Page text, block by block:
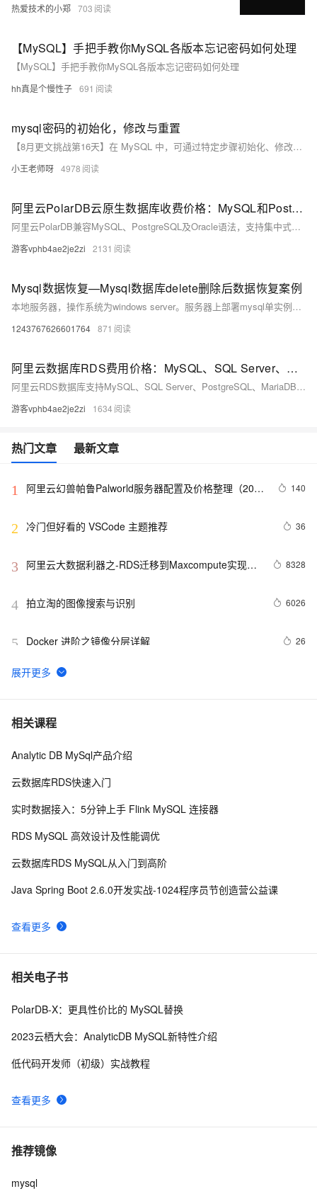
热爱技术的小郑 703
【MySQL】手把手教你MySQL各版本忘记密码如何处理
【MySQL】手把手教你MySQL各版本忘记密码如何处理
hh真是个慢性子 691
mysql密码的初始化，修改与重置
【8月更文挑战第16天】在 MySQL 中，可通过特定步骤初始化、修改或重置密码： 1. **初始化密码**：适合首次安装或遗忘 root 密码。需先停用 MySQL 服务，以特殊模式启动（跳过权限表），登录后更新 root 用户密码，并重启服务。 2. **修改密码**：直接使用 `ALTER USER` SQL 语句或通过客户端工具如 MySQL Workbench 修改现有用户的密码。 3. **重置密码**：若遗忘密码且初始化方法不可行，则需停用服务、修改配置文件以允许无密码启动 MySQL，登录后更改密码，并恢复正常配置重启服务。
小王老师呀 4978
阿里云PolarDB云原生数据库收费价格：MySQL和PostgreSQL详细介绍
阿里云PolarDB兼容MySQL、PostgreSQL及Oracle语法，支持集中式与分布式架构。标准版2核4G年费1116元起，企业版最高性能达4核16G，支持HTAP与多级高可用，广泛应用于金融、政务、互联网等领域，TCO成本降低50%。
游客vphb4ae2je2zi 2131
Mysql数据恢复—Mysql数据库delete删除后数据恢复案例
本地服务器，操作系统为windows server。服务器上部署mysql单实例，innodb引擎，独立表空间。未进行数据库备份，未开启binlog。 人为误操作使用Delete命令删除数据时未添加where子句，导致全表数据被删除。删除后未对该表进行任何操作。需要恢复误删除的数据。 在本案例中的mysql数据库未进行备份，也未开启binlog日志，无法直接还原数据库。
1243767626601764 871
阿里云数据库RDS费用价格：MySQL、SQL Server、PostgreSQL和MariaDB引擎收费标准
阿里云RDS数据库支持MySQL、SQL Server、PostgreSQL、MariaDB，多种引擎优惠上线！MySQL倚天版88元/年，SQL Server 2核4G仅299元/年，PostgreSQL 227元/年起。高可用、可弹性伸缩，安全稳定。详情见官网活动页。
游客vphb4ae2je2zi 1634
热门文章 最新文章
1
阿里云幻兽帕鲁Palworld服务器配置及价格整理（2024
140
2 冷门但好看的 VSCode 主题推荐 36
3
阿里云大数据利器之-RDS迁移到Maxcompute实现动
8328
4 拍立淘的图像搜索与识别 6026
5 Docker 进阶之镜像分层详解 26
6 GET 请求和 POST 请求的安全性有何区别？
7 hdu 3015 Disharmony Trees
8 perl--CGI编程之Apache服务器安装配置
10结构struct(值类型)在实际应用要注意的二点:
相关课程
查看更多
Analytic DB MySql产品介绍
云数据库RDS快速入门
实时数据接入：5分钟上手 Flink MySQL 连接器
RDS MySQL 高效设计及性能调优
云数据库RDS MySQL从入门到高阶
Java Spring Boot 2.6.0开发实战-1024程序员节创造营公益课
相关电子书
查看更多
PolarDB-X：更具性价比的 MySQL替换
2023云栖大会：AnalyticDB MySQL新特性介绍
低代码开发师（初级）实战教程
推荐镜像
mysql